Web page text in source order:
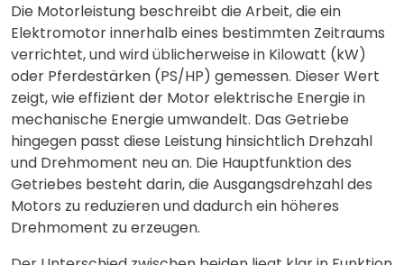
Die Motorleistung beschreibt die Arbeit, die ein
Elektromotor innerhalb eines bestimmten Zeitraums
verrichtet, und wird üblicherweise in Kilowatt (kW)
oder Pferdestärken (PS/HP) gemessen. Dieser Wert
zeigt, wie effizient der Motor elektrische Energie in
mechanische Energie umwandelt. Das Getriebe
hingegen passt diese Leistung hinsichtlich Drehzahl
und Drehmoment neu an. Die Hauptfunktion des
Getriebes besteht darin, die Ausgangsdrehzahl des
Motors zu reduzieren und dadurch ein höheres
Drehmoment zu erzeugen.